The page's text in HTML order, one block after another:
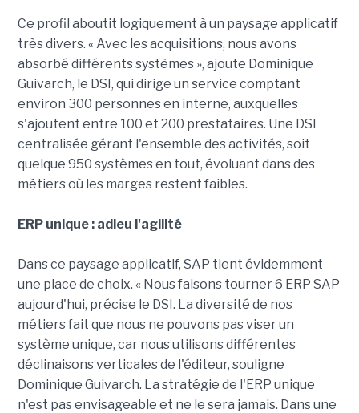
Ce profil aboutit logiquement à un paysage applicatif
très divers. « Avec les acquisitions, nous avons
absorbé différents systèmes », ajoute Dominique
Guivarch, le DSI, qui dirige un service comptant
environ 300 personnes en interne, auxquelles
s'ajoutent entre 100 et 200 prestataires. Une DSI
centralisée gérant l'ensemble des activités, soit
quelque 950 systèmes en tout, évoluant dans des
métiers où les marges restent faibles.
ERP unique : adieu l'agilité
Dans ce paysage applicatif, SAP tient évidemment
une place de choix. « Nous faisons tourner 6 ERP SAP
aujourd'hui, précise le DSI. La diversité de nos
métiers fait que nous ne pouvons pas viser un
système unique, car nous utilisons différentes
déclinaisons verticales de l'éditeur, souligne
Dominique Guivarch. La stratégie de l'ERP unique
n'est pas envisageable et ne le sera jamais. Dans une